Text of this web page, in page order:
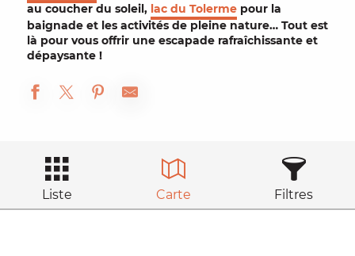
au coucher du soleil, lac du Tolerme pour la
baignade et les activités de pleine nature… Tout est
là pour vous offrir une escapade rafraîchissante et
dépaysante !
Liste Carte Filtres